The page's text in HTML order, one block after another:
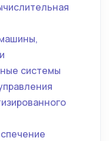
системы